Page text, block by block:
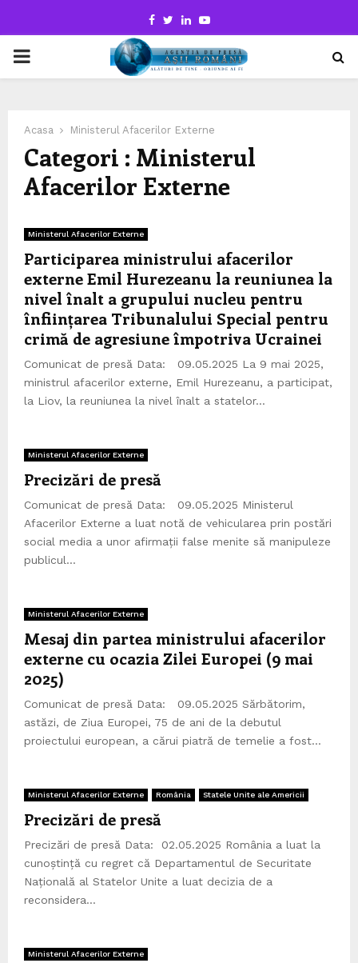
Facebook
TwitterLinkedinYoutube
PRIMARY
Acasa Ministerul Afacerilor Externe
Categori : Ministerul
Afacerilor Externe
Ministerul Afacerilor Externe
Participarea ministrului afacerilor
externe Emil Hurezeanu la reuniunea la
nivel înalt a grupului nucleu pentru
înființarea Tribunalului Special pentru
crimă de agresiune împotriva Ucrainei
Comunicat de presă Data: 09.05.2025 La 9 mai 2025,
ministrul afacerilor externe, Emil Hurezeanu, a participat,
la Liov, la reuniunea la nivel înalt a statelor...
Ministerul Afacerilor Externe
Precizări de presă
Comunicat de presă Data: 09.05.2025 Ministerul
Afacerilor Externe a luat notă de vehicularea prin postări
social media a unor afirmații false menite să manipuleze
publicul...
Ministerul Afacerilor Externe
Mesaj din partea ministrului afacerilor
externe cu ocazia Zilei Europei (9 mai
2025)
Comunicat de presă Data: 09.05.2025 Sărbătorim,
astăzi, de Ziua Europei, 75 de ani de la debutul
proiectului european, a cărui piatră de temelie a fost...
Ministerul Afacerilor Externe România Statele Unite ale Americii
Precizări de presă
Precizări de presă Data: 02.05.2025 România a luat la
cunoștință cu regret că Departamentul de Securitate
Națională al Statelor Unite a luat decizia de a
reconsidera...
Ministerul Afacerilor Externe